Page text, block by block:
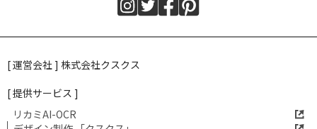
[ 運営会社 ] 株式会社クスクス
[ 提供サービス ]
リカミAI-OCR